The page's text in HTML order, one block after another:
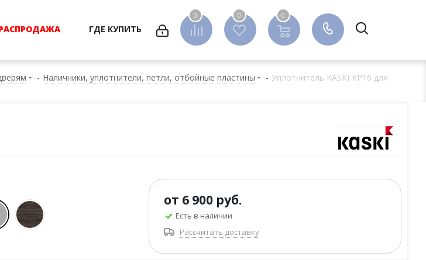
0 0 0
0
ГДЕ КУПИТЬ
- Наличники, уплотнители, петли, отбойные пластины - Уплотнитель KASKI KP16 для
от 6 900 руб.
Есть в наличии
Рассчитать доставку